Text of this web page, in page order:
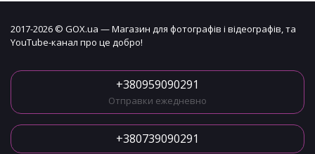
2017-2026 © GOX.ua — Магазин для фотографів і відеографів, та
YouTube-канал про це добро!
+380959090291
Отправки ежедневно
+380739090291